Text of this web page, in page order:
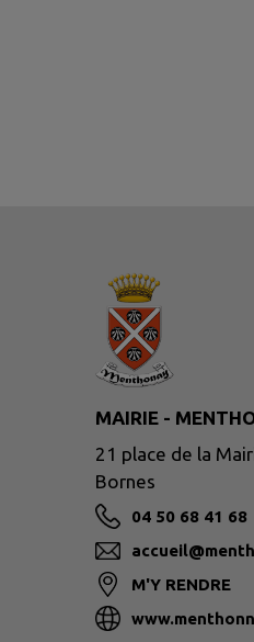
MAIRIE -
21 place de la
Bornes
04 50 68 41 68
M'Y RENDRE